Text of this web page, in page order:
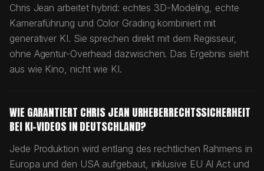
Chris Jean arbeitet hybrid: echtes 3D-Modeling, echte
Kameraführung und Color Grading kombiniert mit
generativer KI. Sie sprechen direkt mit dem Regisseur,
ohne Agentur-Overhead dazwischen. Das Ergebnis sieht
aus wie Kino, nicht wie KI.
WIE GARANTIERT CHRIS JEAN URHEBERRECHTSSICHERHEIT
BEI KI-VIDEOS IN DEUTSCHLAND?
Jede Produktion wird entlang des rechtlichen Rahmens in
Europa und den USA aufgebaut, inklusive EU AI Act und